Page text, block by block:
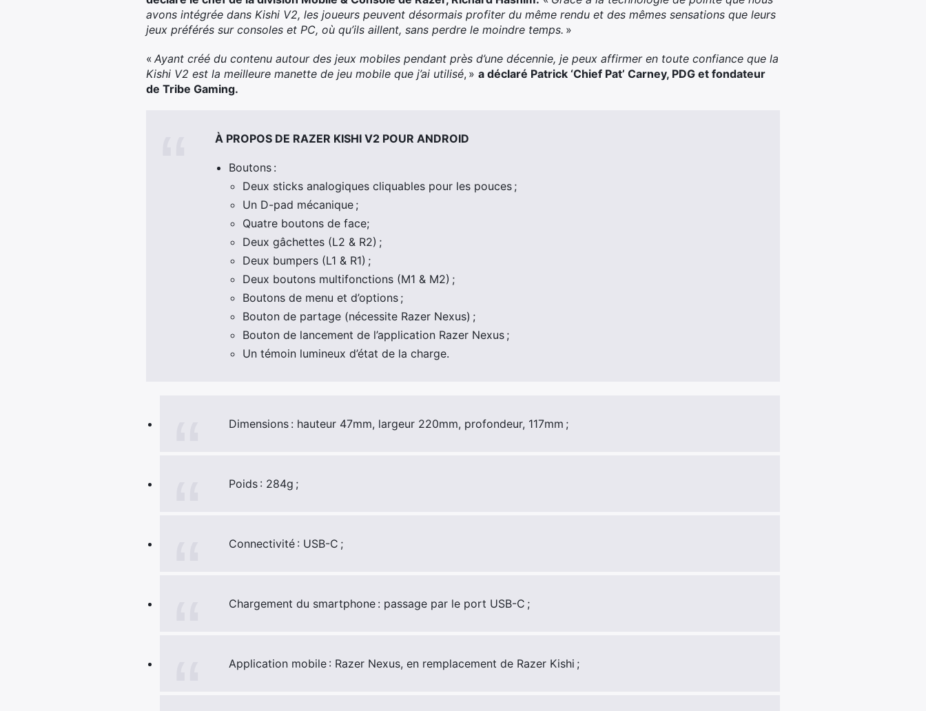
avons intégrée dans Kishi V2, les joueurs peuvent désormais profiter du même rendu et des mêmes sensations que leurs
jeux préférés sur consoles et PC, où qu’ils aillent, sans perdre le moindre temps. »
« Ayant créé du contenu autour des jeux mobiles pendant près d’une décennie, je peux affirmer en toute confiance que la
Kishi V2 est la meilleure manette de jeu mobile que j’ai utilisé, » a déclaré Patrick ‘Chief Pat’ Carney, PDG et fondateur
de Tribe Gaming.
À PROPOS DE RAZER KISHI V2 POUR ANDROID
Boutons :
Deux sticks analogiques cliquables pour les pouces ;
Un D-pad mécanique ;
Quatre boutons de face;
Deux gâchettes (L2 & R2) ;
Deux bumpers (L1 & R1) ;
Deux boutons multifonctions (M1 & M2) ;
Boutons de menu et d’options ;
Bouton de partage (nécessite Razer Nexus) ;
Bouton de lancement de l’application Razer Nexus ;
Un témoin lumineux d’état de la charge.
Dimensions : hauteur 47mm, largeur 220mm, profondeur, 117mm ;
Poids : 284g ;
Connectivité : USB-C ;
Chargement du smartphone : passage par le port USB-C ;
Application mobile : Razer Nexus, en remplacement de Razer Kishi ;